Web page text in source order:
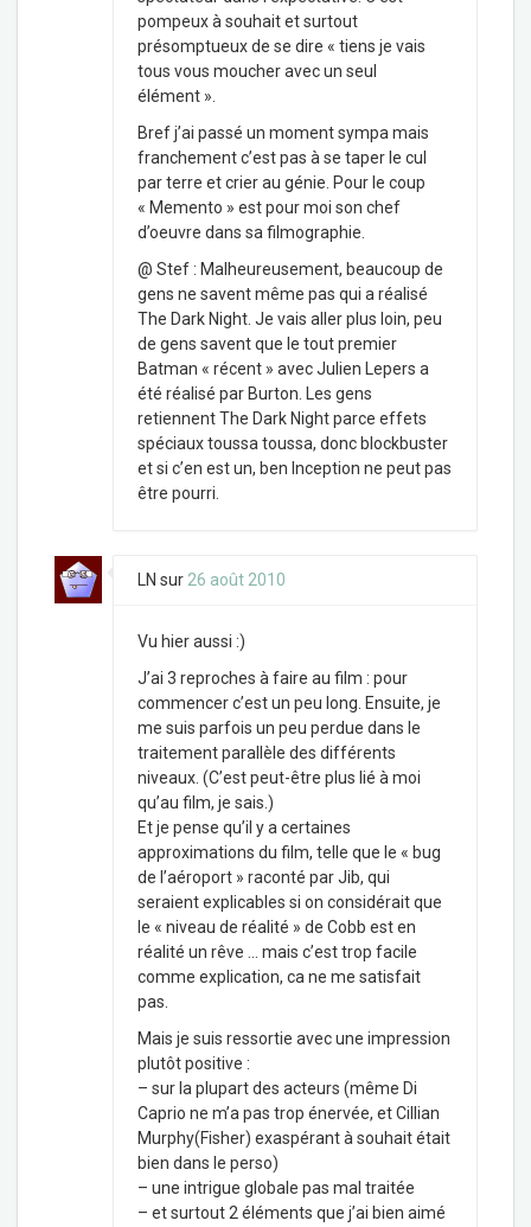
pompeux à souhait et surtout
présomptueux de se dire « tiens je vais
tous vous moucher avec un seul
élément ».
Bref j’ai passé un moment sympa mais
franchement c’est pas à se taper le cul
par terre et crier au génie. Pour le coup
« Memento » est pour moi son chef
d’oeuvre dans sa filmographie.
@ Stef : Malheureusement, beaucoup de
gens ne savent même pas qui a réalisé
The Dark Night. Je vais aller plus loin, peu
de gens savent que le tout premier
Batman « récent » avec Julien Lepers a
été réalisé par Burton. Les gens
retiennent The Dark Night parce effets
spéciaux toussa toussa, donc blockbuster
et si c’en est un, ben Inception ne peut pas
être pourri.
LN sur 26 août 2010
Vu hier aussi :)
J’ai 3 reproches à faire au film : pour
commencer c’est un peu long. Ensuite, je
me suis parfois un peu perdue dans le
traitement parallèle des différents
niveaux. (C’est peut-être plus lié à moi
qu’au film, je sais.)
Et je pense qu’il y a certaines
approximations du film, telle que le « bug
de l’aéroport » raconté par Jib, qui
seraient explicables si on considérait que
le « niveau de réalité » de Cobb est en
réalité un rêve … mais c’est trop facile
comme explication, ca ne me satisfait
pas.
Mais je suis ressortie avec une impression
plutôt positive :
– sur la plupart des acteurs (même Di
Caprio ne m’a pas trop énervée, et Cillian
Murphy(Fisher) exaspérant à souhait était
bien dans le perso)
– une intrigue globale pas mal traitée
– et surtout 2 éléments que j’ai bien aimé